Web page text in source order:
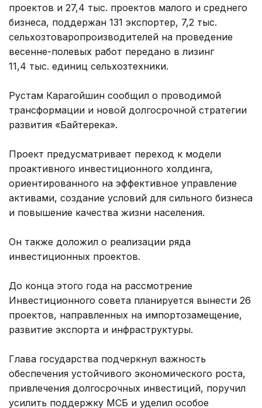
проектов и 27,4 тыс. проектов малого и среднего
бизнеса, поддержан 131 экспортер, 7,2 тыс.
сельхозтоваропроизводителей на проведение
весенне-полевых работ передано в лизинг
11,4 тыс. единиц сельхозтехники.
Рустам Карагойшин сообщил о проводимой
трансформации и новой долгосрочной стратегии
развития «Байтерека».
Проект предусматривает переход к модели
проактивного инвестиционного холдинга,
ориентированного на эффективное управление
активами, создание условий для сильного бизнеса
и повышение качества жизни населения.
Он также доложил о реализации ряда
инвестиционных проектов.
До конца этого года на рассмотрение
Инвестиционного совета планируется вынести 26
проектов, направленных на импортозамещение,
развитие экспорта и инфраструктуры.
Глава государства подчеркнул важность
обеспечения устойчивого экономического роста,
привлечения долгосрочных инвестиций, поручил
усилить поддержку МСБ и уделил особое